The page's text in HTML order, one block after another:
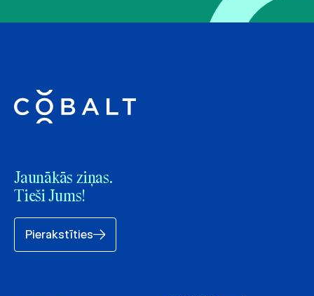
Jaunākās ziņas.
Tieši Jums!
Pierakstīties